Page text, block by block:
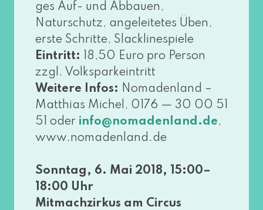
ges Auf- und Abbauen,
Naturschutz, ange­lei­te­tes Üben,
ers­te Schritte, Slacklinespiele
Eintritt: 18,50 Euro pro Person
zzgl. Volksparkeintritt
Weitere Infos: Nomadenland –
Matthias Michel, 0176 — 30 00 51
51 oder info@​nomadenland.​de,
www​.noma​den​land​.de
Sonntag, 6. Mai 2018, 15:00–
18:00 Uhr
Mitmachzirkus am Circus